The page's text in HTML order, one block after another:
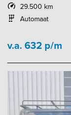
29.500 km
Automaat
v.a. 632 p/m